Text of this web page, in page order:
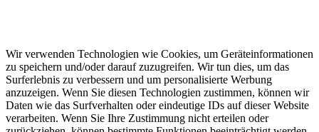
Wir verwenden Technologien wie Cookies, um Geräteinformationen
zu speichern und/oder darauf zuzugreifen. Wir tun dies, um das
Surferlebnis zu verbessern und um personalisierte Werbung
anzuzeigen. Wenn Sie diesen Technologien zustimmen, können wir
Daten wie das Surfverhalten oder eindeutige IDs auf dieser Website
verarbeiten. Wenn Sie Ihre Zustimmung nicht erteilen oder